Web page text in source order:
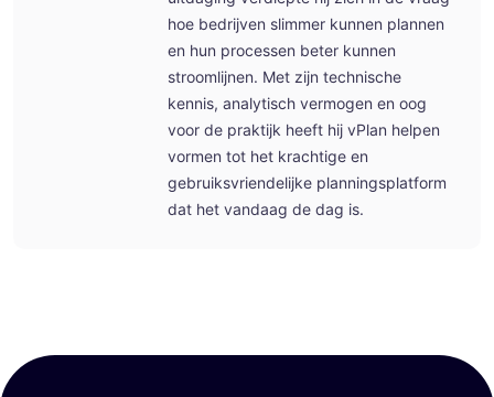
hoe bedrijven slimmer kunnen plannen
en hun processen beter kunnen
stroomlijnen. Met zijn technische
kennis, analytisch vermogen en oog
voor de praktijk heeft hij vPlan helpen
vormen tot het krachtige en
gebruiksvriendelijke planningsplatform
dat het vandaag de dag is.